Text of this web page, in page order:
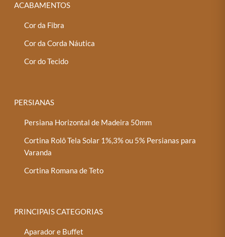
ACABAMENTOS
Cor da Fibra
Cor da Corda Náutica
Cor do Tecido
PERSIANAS
Persiana Horizontal de Madeira 50mm
Cortina Rolô Tela Solar 1%,3% ou 5% Persianas para
Varanda
Cortina Romana de Teto
PRINCIPAIS CATEGORIAS
Aparador e Buffet